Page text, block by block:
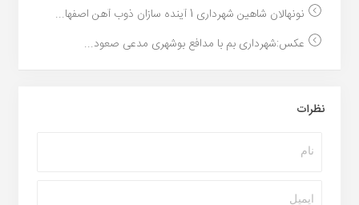
نونهالان شاهین شهرداری 1 آینده سازان ذوب آهن اصفها...
عکس:شهرداری بم با مدافع بوشهری مدعی صعود...
نظرات